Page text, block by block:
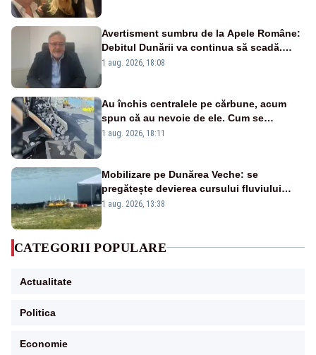
Avertisment sumbru de la Apele Române:
Debitul Dunării va continua să scadă.
Cernavodă s-ar putea închide în 4 zile
1 aug. 2026, 18:08
Au închis centralele pe cărbune, acum
spun că au nevoie de ele. Cum se
pasează vina în plină criză energetică
1 aug. 2026, 18:11
Mobilizare pe Dunărea Veche: se
pregătește devierea cursului fluviului
către Cernavodă – VIDEO
1 aug. 2026, 13:38
CATEGORII POPULARE
Actualitate
Politica
Economie